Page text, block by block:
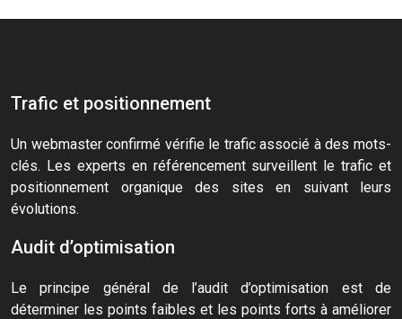
Trafic et positionnement
Un webmaster confirmé vérifie le trafic associé à des mots-
clés. Les experts en référencement surveillent le trafic et
positionnement organique des sites en suivant leurs
évolutions.
Audit d’optimisation
Le principe général de l’audit d’optimisation est de
déterminer les points faibles et les points forts à améliorer